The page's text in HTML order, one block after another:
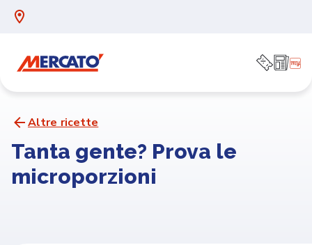
Altre ricette
Tanta gente? Prova le
microporzioni